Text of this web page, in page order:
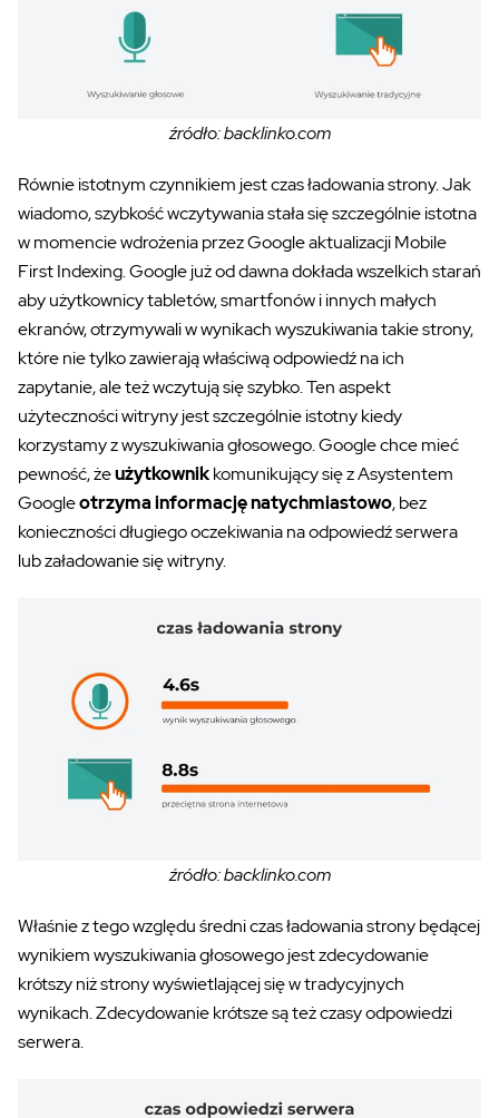
źródło: backlinko.com
Równie istotnym czynnikiem jest czas ładowania strony. Jak
wiadomo, szybkość wczytywania stała się szczególnie istotna
w momencie wdrożenia przez Google aktualizacji Mobile
First Indexing. Google już od dawna dokłada wszelkich starań
aby użytkownicy tabletów, smartfonów i innych małych
ekranów, otrzymywali w wynikach wyszukiwania takie strony,
które nie tylko zawierają właściwą odpowiedź na ich
zapytanie, ale też wczytują się szybko. Ten aspekt
użyteczności witryny jest szczególnie istotny kiedy
korzystamy z wyszukiwania głosowego. Google chce mieć
pewność, żeużytkownikkomunikujący się z Asystentem
Googleotrzyma informację natychmiastowo, bez
konieczności długiego oczekiwania na odpowiedź serwera
lub załadowanie się witryny.
źródło: backlinko.com
Właśnie z tego względu średni czas ładowania strony będącej
wynikiem wyszukiwania głosowego jest zdecydowanie
krótszy niż strony wyświetlającej się w tradycyjnych
wynikach. Zdecydowanie krótsze są też czasy odpowiedzi
serwera.